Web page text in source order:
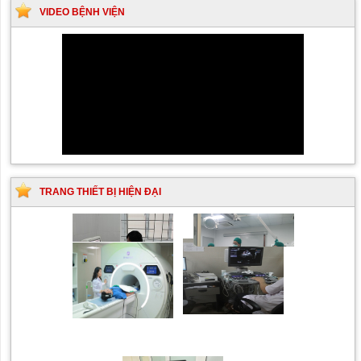
VIDEO BỆNH VIỆN
TRANG THIẾT BỊ HIỆN ĐẠI
Siêu âm Doppler xuyên
sọ
Kỹ thuật chụp mạch máu
não bằng hệ thống chụp